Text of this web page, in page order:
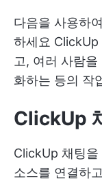
다음을 사용하
하세요 ClickUp
고, 여러 사람
화하는 등의 작
ClickUp
ClickUp 채팅을
소스를 연결하